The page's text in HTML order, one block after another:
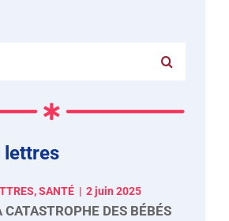
lettres
SANTÉ 2 juin 2025
CATASTROPHE DES BÉBÉS